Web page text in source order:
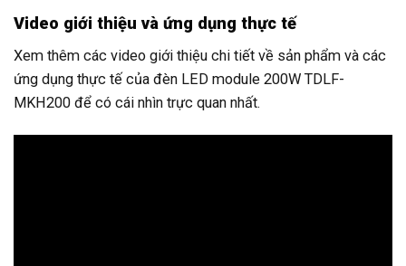
Video giới thiệu và ứng dụng thực tế
Xem thêm các video giới thiệu chi tiết về sản phẩm và các
ứng dụng thực tế của đèn LED module 200W TDLF-
MKH200 để có cái nhìn trực quan nhất.